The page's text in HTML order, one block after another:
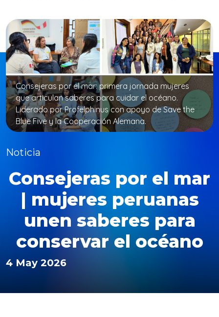
Consejeras por el mar: primera jornada mujeres
que articulan saberes para cuidar el océano.
Liderado por Profelphinus con apoyo de Save the
Blue Five y la Cooperación Alemana.
Noticia
Consejeras por el mar
| mujeres peruanas
unen saberes para
conservar el océano
4 May 2026